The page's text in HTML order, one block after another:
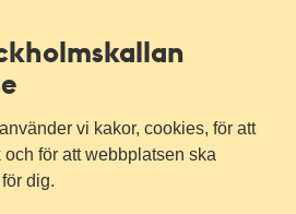
vi kakor, cookies, för att
för att webbplatsen ska
dig.